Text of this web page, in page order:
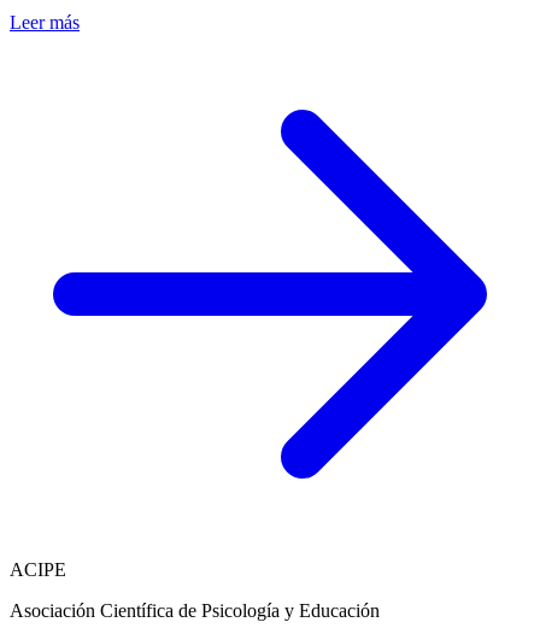
Leer más
ACIPE
Asociación Científica de Psicología y Educación